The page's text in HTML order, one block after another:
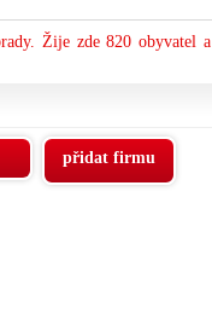
Žije zde 820 obyvatel a
přidat firmu